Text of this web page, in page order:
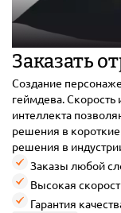
Заказать
Создание
геймдева. Скорость
интеллекта
решения в
решения в
Заказы любой
Высокая
Гарантия